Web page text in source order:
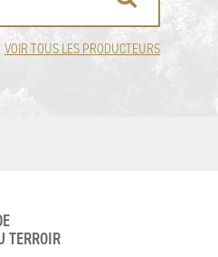
VOIR TOUS LES PRODUCTEURS
TERROIR